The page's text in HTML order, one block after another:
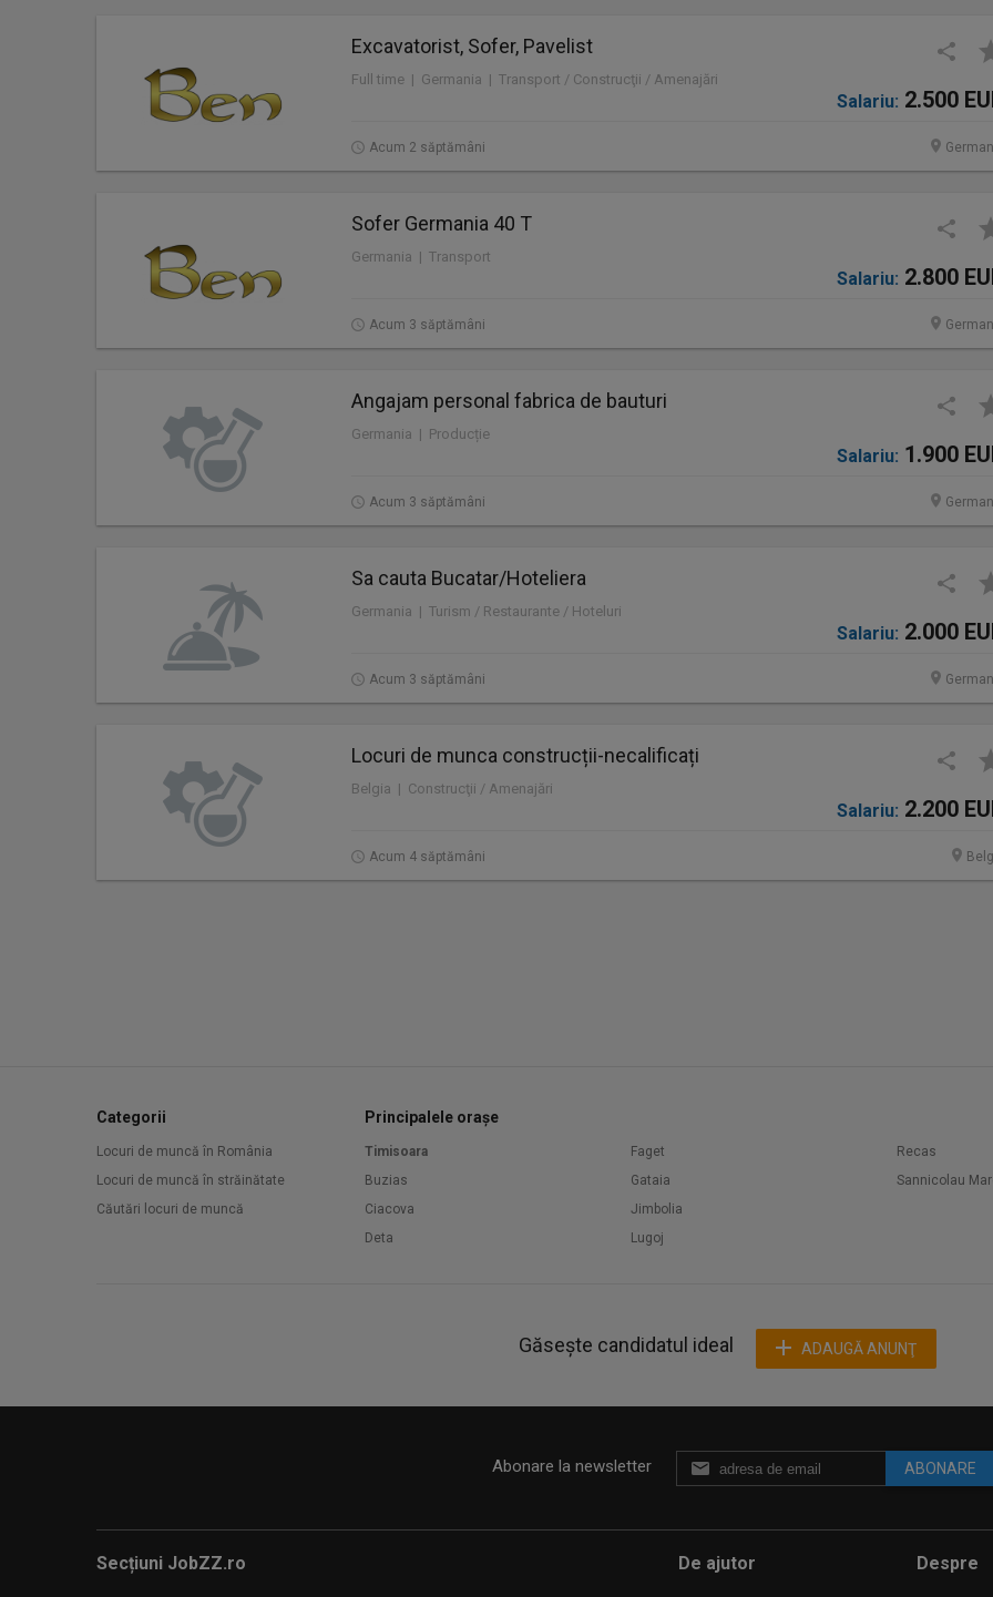
Excavatorist, Sofer, Pavelist
Full time | Germania | Transport / Construcţii / Amenajări
Salariu: 2.500
Acum 2 săptămâni
Sofer Germania 40 T
Germania | Transport
Salariu: 2.800
Acum 3 săptămâni
Angajam personal fabrica de bauturi
Germania | Producție
Salariu: 1.900
Acum 3 săptămâni
Sa cauta Bucatar/Hoteliera
Germania | Turism / Restaurante / Hoteluri
Salariu: 2.000
Acum 3 săptămâni
Locuri de munca construcții-necalificați
Belgia | Construcţii / Amenajări
Salariu: 2.200
Acum 4 săptămâni
Categorii
Locuri de muncă în România
Locuri de muncă în străinătate
Căutări locuri de muncă
Principalele orașe
Timisoara
Buzias
Ciacova
Deta
Faget
Gataia
Jimbolia
Lugoj
Recas
Sannicolau
Găsește candidatul ideal ADAUGĂ ANUNŢ
Abonare la newsletter ABONARE
Secțiuni JobZZ.ro De ajutor Despre